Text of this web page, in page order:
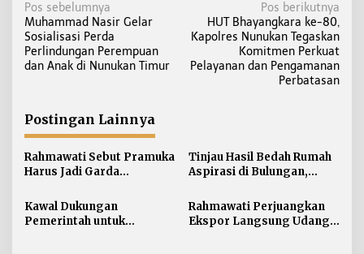
N
a
v
i
s
i
p
s
Pos sebelumnya
Muhammad Nasir Gelar
Sosialisasi Perda
Perlindungan Perempuan
dan Anak di Nunukan Timur
Pos berikutnya
HUT Bhayangkara ke-80,
Kapolres Nunukan Tegaskan
Komitmen Perkuat
Pelayanan dan Pengamanan
Perbatasan
Postingan Lainnya
Rahmawati Sebut Pramuka
Harus Jadi Garda
Generasi Perbatasan dari
Narkoba
Tinjau Hasil Bedah Rumah
Aspirasi di Bulungan,
Bantuan Penyelesaian
Pintu dan Jendela
Kawal Dukungan
Pemerintah untuk
Rahmawati Perjuangkan
Ekspor Langsung Udang